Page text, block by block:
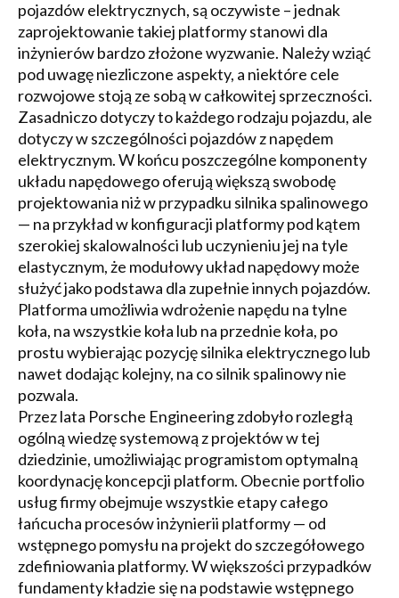
pojazdów elektrycznych, są oczywiste – jednak
zaprojektowanie takiej platformy stanowi dla
inżynierów bardzo złożone wyzwanie. Należy wziąć
pod uwagę niezliczone aspekty, a niektóre cele
rozwojowe stoją ze sobą w całkowitej sprzeczności.
Zasadniczo dotyczy to każdego rodzaju pojazdu, ale
dotyczy w szczególności pojazdów z napędem
elektrycznym. W końcu poszczególne komponenty
układu napędowego oferują większą swobodę
projektowania niż w przypadku silnika spalinowego
— na przykład w konfiguracji platformy pod kątem
szerokiej skalowalności lub uczynieniu jej na tyle
elastycznym, że modułowy układ napędowy może
służyć jako podstawa dla zupełnie innych pojazdów.
Platforma umożliwia wdrożenie napędu na tylne
koła, na wszystkie koła lub na przednie koła, po
prostu wybierając pozycję silnika elektrycznego lub
nawet dodając kolejny, na co silnik spalinowy nie
pozwala.
Przez lata Porsche Engineering zdobyło rozległą
ogólną wiedzę systemową z projektów w tej
dziedzinie, umożliwiając programistom optymalną
koordynację koncepcji platform. Obecnie portfolio
usług firmy obejmuje wszystkie etapy całego
łańcucha procesów inżynierii platformy — od
wstępnego pomysłu na projekt do szczegółowego
zdefiniowania platformy. W większości przypadków
fundamenty kładzie się na podstawie wstępnego